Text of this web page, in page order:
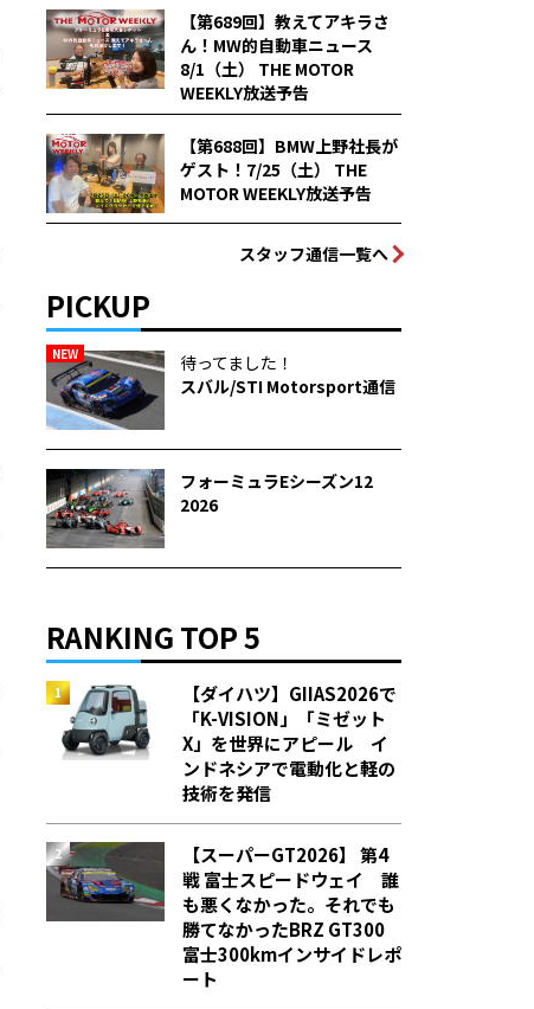
【第689回】教えてアキラさ
ん！MW的自動車ニュース
8/1（土） THE MOTOR
WEEKLY放送予告
【第688回】BMW上野社長が
ゲスト！7/25（土） THE
MOTOR WEEKLY放送予告
スタッフ通信一覧へ
PICKUP
NEW
待ってました！
スバル/STI Motorsport通信
フォーミュラEシーズン12
2026
RANKING TOP 5
【ダイハツ】GIIAS2026で
「K-VISION」「ミゼット
X」を世界にアピール イ
ンドネシアで電動化と軽の
技術を発信
【スーパーGT2026】 第4
戦 富士スピードウェイ 誰
も悪くなかった。それでも
勝てなかった――BRZ GT300
富士300kmインサイドレポ
ート